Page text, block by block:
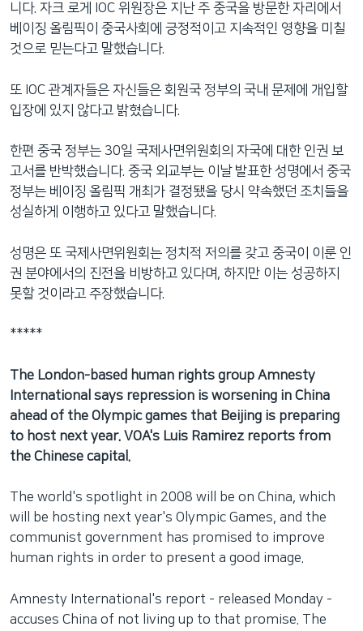
니다. 자크 로게 IOC 위원장은 지난 주 중국을 방문한 자리에서
베이징 올림픽이 중국사회에 긍정적이고 지속적인 영향을 미칠
것으로 믿는다고 말했습니다.
또 IOC 관계자들은 자신들은 회원국 정부의 국내 문제에 개입할
입장에 있지 않다고 밝혔습니다.
한편 중국 정부는 30일 국제사면위원회의 자국에 대한 인권 보
고서를 반박했습니다. 중국 외교부는 이날 발표한 성명에서 중국
정부는 베이징 올림픽 개최가 결정됐을 당시 약속했던 조치들을
성실하게 이행하고 있다고 말했습니다.
성명은 또 국제사면위원회는 정치적 저의를 갖고 중국이 이룬 인
권 분야에서의 진전을 비방하고 있다며, 하지만 이는 성공하지
못할 것이라고 주장했습니다.
*****
The London-based human rights group Amnesty
International says repression is worsening in China
ahead of the Olympic games that Beijing is preparing
to host next year. VOA's Luis Ramirez reports from
the Chinese capital.
The world's spotlight in 2008 will be on China, which
will be hosting next year's Olympic Games, and the
communist government has promised to improve
human rights in order to present a good image.
Amnesty International's report - released Monday -
accuses China of not living up to that promise. The